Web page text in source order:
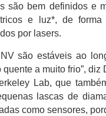
são bem definidos e
e luz*, de
por lasers.
são estáveis ao
a muito frio”, diz
Lab, que
lascas de
como sensores,